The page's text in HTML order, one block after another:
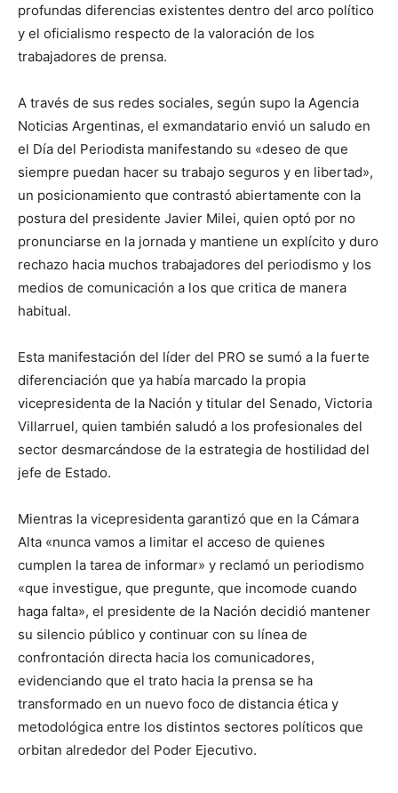
profundas diferencias existentes dentro del arco político
y el oficialismo respecto de la valoración de los
trabajadores de prensa.
A través de sus redes sociales, según supo la Agencia
Noticias Argentinas, el exmandatario envió un saludo en
el Día del Periodista manifestando su «deseo de que
siempre puedan hacer su trabajo seguros y en libertad»,
un posicionamiento que contrastó abiertamente con la
postura del presidente Javier Milei, quien optó por no
pronunciarse en la jornada y mantiene un explícito y duro
rechazo hacia muchos trabajadores del periodismo y los
medios de comunicación a los que critica de manera
habitual.
Esta manifestación del líder del PRO se sumó a la fuerte
diferenciación que ya había marcado la propia
vicepresidenta de la Nación y titular del Senado, Victoria
Villarruel, quien también saludó a los profesionales del
sector desmarcándose de la estrategia de hostilidad del
jefe de Estado.
Mientras la vicepresidenta garantizó que en la Cámara
Alta «nunca vamos a limitar el acceso de quienes
cumplen la tarea de informar» y reclamó un periodismo
«que investigue, que pregunte, que incomode cuando
haga falta», el presidente de la Nación decidió mantener
su silencio público y continuar con su línea de
confrontación directa hacia los comunicadores,
evidenciando que el trato hacia la prensa se ha
transformado en un nuevo foco de distancia ética y
metodológica entre los distintos sectores políticos que
orbitan alrededor del Poder Ejecutivo.